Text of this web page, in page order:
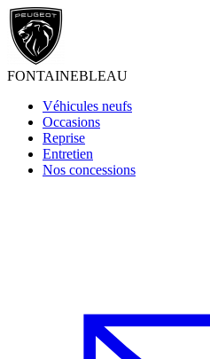
FONTAINEBLEAU
Véhicules neufs
Occasions
Reprise
Entretien
Nos concessions